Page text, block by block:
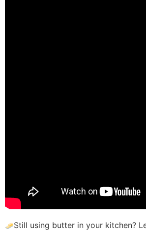
Still using butter in your kitchen?